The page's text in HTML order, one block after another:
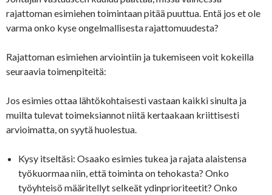
rajattoman esimiehen toimintaan pitää puuttua. Entä jos et ole
varma onko kyse ongelmallisesta rajattomuudesta?
Rajattoman esimiehen arviointiin ja tukemiseen voit kokeilla
seuraavia toimenpiteitä:
Jos esimies ottaa lähtökohtaisesti vastaan kaikki sinulta ja
muilta tulevat toimeksiannot niitä kertaakaan kriittisesti
arvioimatta, on syytä huolestua.
Kysy itseltäsi: Osaako esimies tukea ja rajata alaistensa
työkuormaa niin, että toiminta on tehokasta? Onko
työyhteisö määritellyt selkeät ydinprioriteetit? Onko